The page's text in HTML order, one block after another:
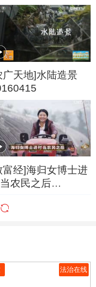
广天地]水陆造景
富经]海归女博士进
农民之后
法治在线